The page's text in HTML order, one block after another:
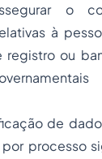
o
à
registro ou
de
processo